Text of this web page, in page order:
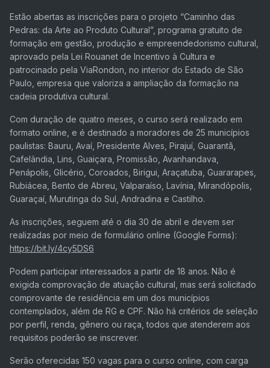
Estão abertas as inscrições para o projeto “Caminho das
Pedras: da Arte ao Produto Cultural”, programa gratuito de
formação em gestão, produção e empreendedorismo cultural,
aprovado pela Lei Rouanet de Incentivo à Cultura e
patrocinado pela ViaRondon, no interior do Estado de São
Paulo, empresa que valoriza a ampliação da formação na
cadeia produtiva cultural.
Com duração de quatro meses, o curso será realizado em
formato online, e é destinado a moradores de 25 municípios
paulistas: Bauru, Avaí, Presidente Alves, Pirajuí, Guarantã,
Cafelândia, Lins, Guaiçara, Promissão, Avanhandava,
Penápolis, Glicério, Coroados, Birigui, Araçatuba, Guararapes,
Rubiácea, Bento de Abreu, Valparaíso, Lavínia, Mirandópolis,
Guaraçaí, Murutinga do Sul, Andradina e Castilho.
As inscrições, seguem até o dia 30 de abril e devem ser
realizadas por meio de formulário online (Google Forms):
https://bit.ly/4cy5DS6
Podem participar interessados a partir de 18 anos. Não é
exigida comprovação de atuação cultural, mas será solicitado
comprovante de residência em um dos municípios
contemplados, além de RG e CPF. Não há critérios de seleção
por perfil, renda, gênero ou raça, todos que atenderem aos
requisitos poderão se inscrever.
Serão oferecidas 150 vagas para o curso online, com carga